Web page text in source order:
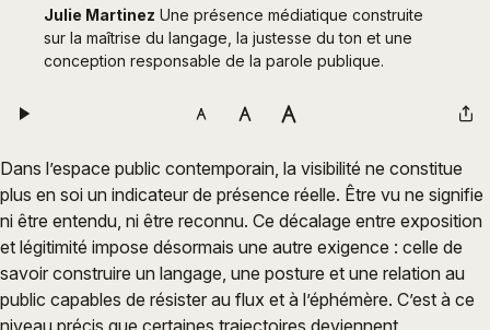
Julie Martinez Une présence médiatique construite
sur la maîtrise du langage, la justesse du ton et une
conception responsable de la parole publique.
Dans l’espace public contemporain, la visibilité ne constitue
plus en soi un indicateur de présence réelle. Être vu ne signifie
ni être entendu, ni être reconnu. Ce décalage entre exposition
et légitimité impose désormais une autre exigence : celle de
savoir construire un langage, une posture et une relation au
public capables de résister au flux et à l’éphémère. C’est à ce